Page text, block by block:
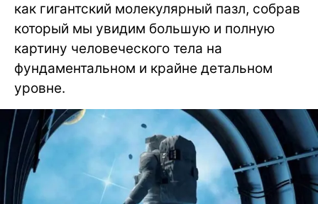
как гигантский молекулярный пазл, собрав
который мы увидим большую и полную
картину человеческого тела на
фундаментальном и крайне детальном
уровне.